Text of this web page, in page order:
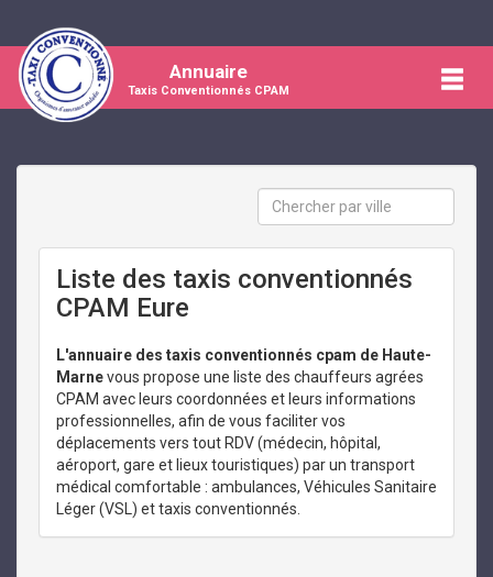
Annuaire
Taxis Conventionnés CPAM
Liste des taxis conventionnés
CPAM Eure
L'annuaire des taxis conventionnés cpam de Haute-
Marnevous propose une liste des chauffeurs agrées
CPAM avec leurs coordonnées et leurs informations
professionnelles, afin de vous faciliter vos
déplacements vers tout RDV (médecin, hôpital,
aéroport, gare et lieux touristiques) par un transport
médical comfortable : ambulances, Véhicules Sanitaire
Léger (VSL) et taxis conventionnés.